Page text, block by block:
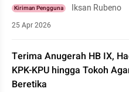
Kiriman Pengguna Iksan Rubeno
25 Apr 2026
Terima Anugerah HB IX,
KPK-KPU hingga Tokoh
Beretika